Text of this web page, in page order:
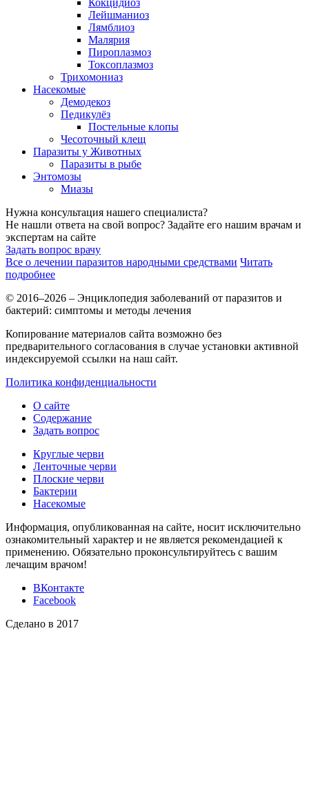
Кокцидиоз
Лейшманиоз
Лямблиоз
Малярия
Пироплазмоз
Токсоплазмоз
Трихомониаз
Насекомые
Демодекоз
Педикулёз
Постельные клопы
Чесоточный клещ
Паразиты у Животных
Паразиты в рыбе
Энтомозы
Миазы
Нужна консультация нашего специалиста?
Не нашли ответа на свой вопрос? Задайте его нашим врачам и
экспертам на сайте
Задать вопрос врачу
Все о лечении паразитов народными средствами Читать
подробнее
© 2016–2026 – Энциклопедия заболеваний от паразитов и
бактерий: симптомы и методы лечения
Копирование материалов сайта возможно без
предварительного согласования в случае установки активной
индексируемой ссылки на наш сайт.
Политика конфиденциальности
О сайте
Содержание
Задать вопрос
Круглые черви
Ленточные черви
Плоские черви
Бактерии
Насекомые
Информация, опубликованная на сайте, носит исключительно
ознакомительный характер и не является рекомендацией к
применению. Обязательно проконсультируйтесь с вашим
лечащим врачом!
ВКонтакте
Facebook
Сделано в 2017